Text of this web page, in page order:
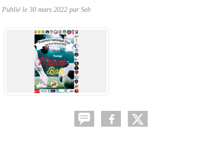
Publié le 30 mars 2022 parSeb